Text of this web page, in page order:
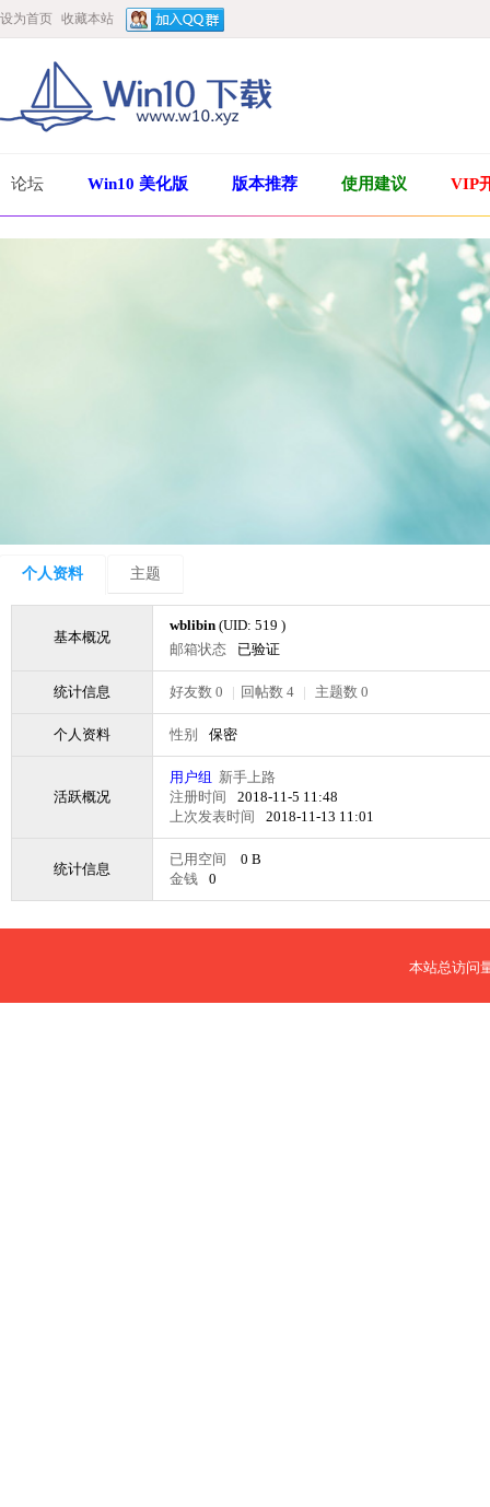
设为首页 收藏本站
论坛 Win10 美化版 版本推荐 使用建议 VIP
个人资料 主题
基本概况
wblibin (UID: 519 )
邮箱状态
已验证
统计信息 好友数 0 | 回帖数 4 | 主题数 0
个人资料 性别 保密
活跃概况
用户组 新手上路
注册时间
2018-11-5 11:48
上次发表时间
2018-11-13 11:01
统计信息
已用空间
0 B
金钱
0
本站总访问